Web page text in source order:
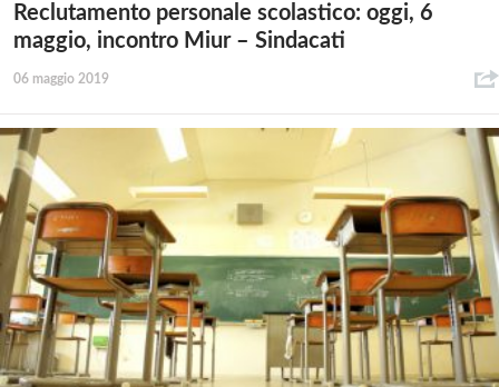
Reclutamento personale scolastico: oggi, 6
maggio, incontro Miur – Sindacati
06 maggio 2019